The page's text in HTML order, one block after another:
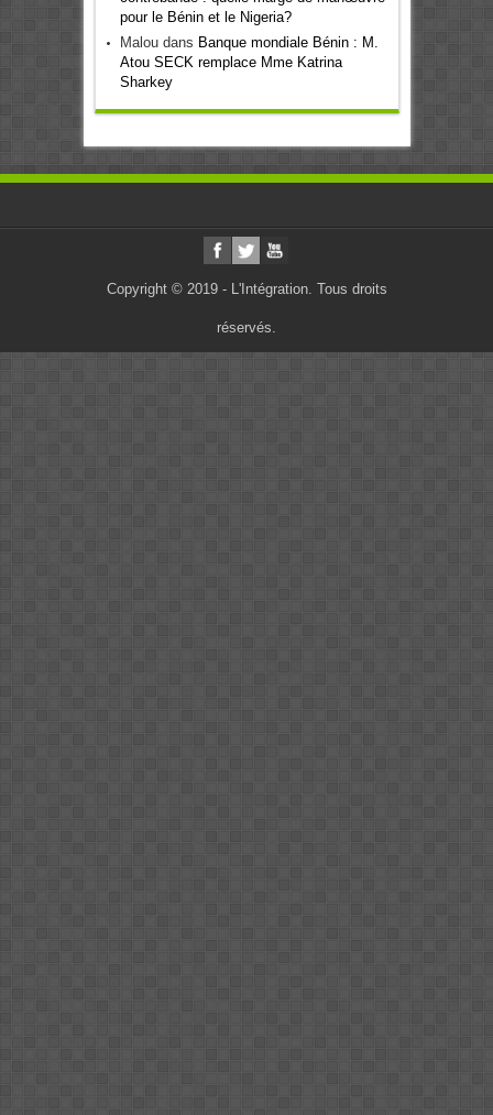
pour le Bénin et le Nigeria?
Maloudans Banque mondiale Bénin : M.
Atou SECK remplace Mme Katrina
Sharkey
Copyright © 2019 - L'Intégration. Tous droits
réservés.